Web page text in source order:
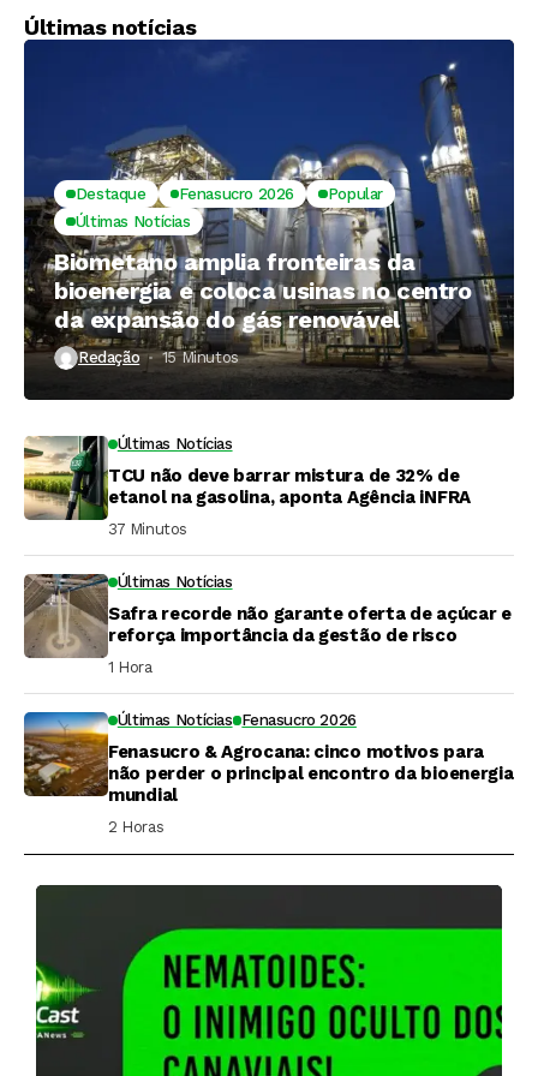
Últimas notícias
Destaque Fenasucro 2026
Popular
Últimas Notícias
Biometano amplia fronteiras da
bioenergia e coloca usinas no centro
da expansão do gás renovável
Redação 15 Minutos ⁮
Últimas Notícias
TCU não deve barrar mistura de 32% de
etanol na gasolina, aponta Agência iNFRA
37 Minutos ⁮
Últimas Notícias
Safra recorde não garante oferta de açúcar e
reforça importância da gestão de risco
1 Hora ⁮
Últimas Notícias Fenasucro 2026
Fenasucro & Agrocana: cinco motivos para
não perder o principal encontro da bioenergia
mundial
2 Horas ⁮